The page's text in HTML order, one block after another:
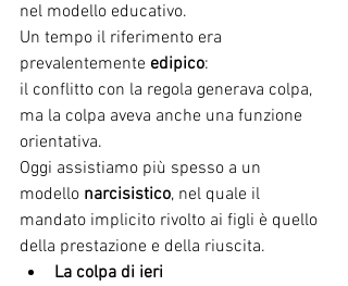
nel modello educativo.
Un tempo il riferimento era
prevalentemente edipico:
il conflitto con la regola generava colpa,
ma la colpa aveva anche una funzione
orientativa.
Oggi assistiamo più spesso a un
modello narcisistico, nel quale il
mandato implicito rivolto ai figli è quello
della prestazione e della riuscita.
La colpa di ieri